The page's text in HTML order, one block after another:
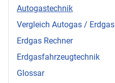
Autogastechnik
Vergleich Autogas / Erdgas
Erdgas Rechner
Erdgasfahrzeugtechnik
Glossar